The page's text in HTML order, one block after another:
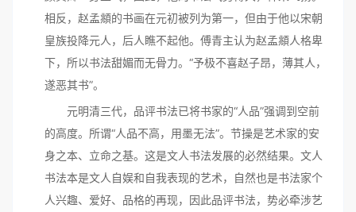
相反，赵孟頫的书画在元初被列为第一，但由于他以宋朝
皇族投降元人，后人瞧不起他。傅青主认为赵孟頫人格卑
下，所以书法甜媚而无骨力。“予极不喜赵子昂，薄其人，
遂恶其书”。
元明清三代，品评书法已将书家的“人品”强调到空前
的高度。所谓“人品不高，用墨无法”。节操是艺术家的安
身之本、立命之基。这是文人书法发展的必然结果。文人
书法本是文人自娱和自我表现的艺术，自然也是书法家个
人兴趣、爱好、品格的再现，因此品评书法，势必牵涉艺